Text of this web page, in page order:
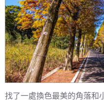
找了一處換色最美的角落和